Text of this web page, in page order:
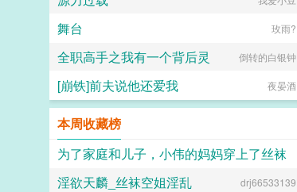
舞台 玫雨?
全职高手之我有一个背后灵 倒转的白银钟
[崩铁]前夫说他还爱我 夜晏酒
本周收藏榜
为了家庭和儿子，小伟的妈妈穿上了丝袜
daokee
淫欲天麟_丝袜空姐淫乱 drj66533139